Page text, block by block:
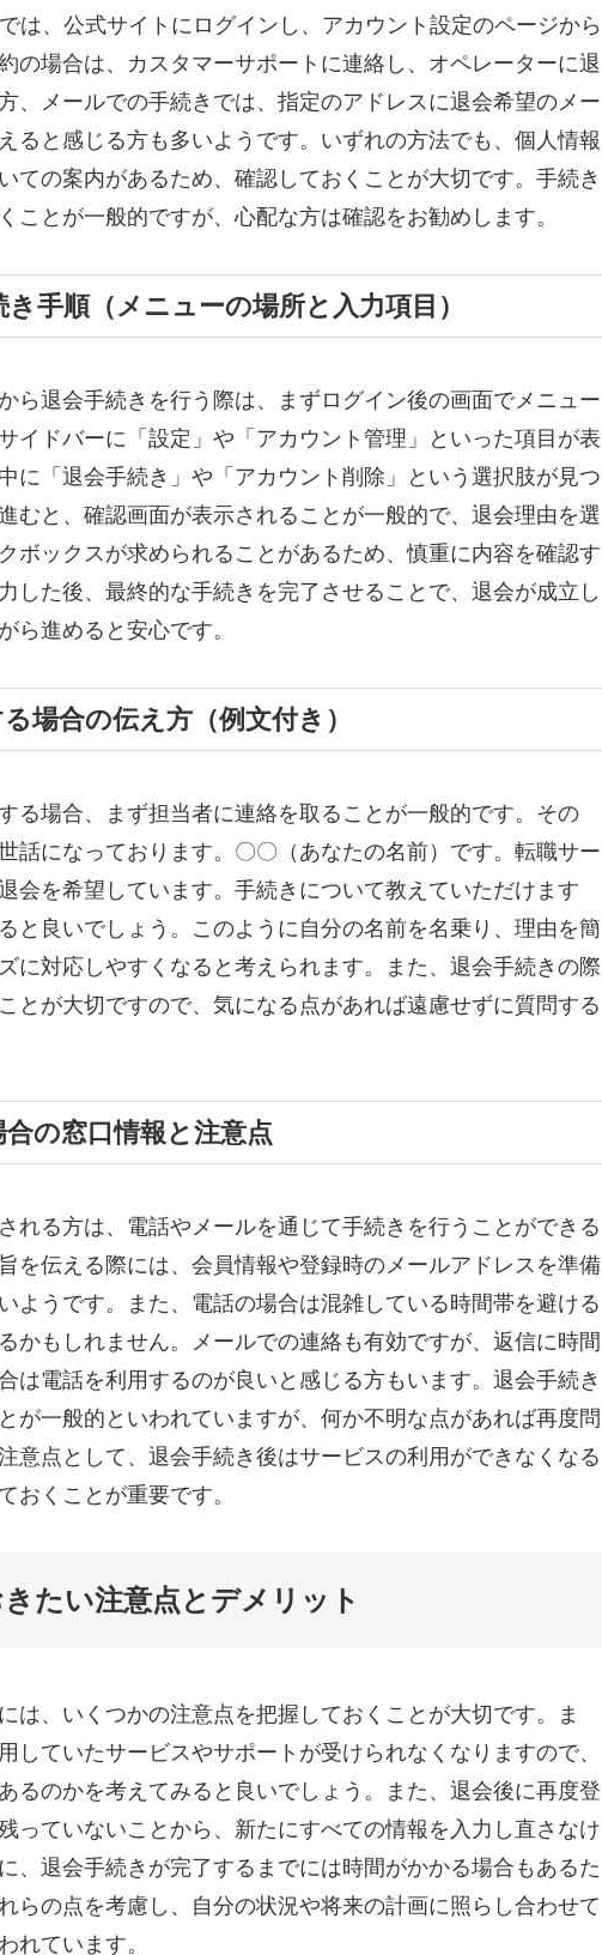
は、公式サイトにログインし、アカウント設定のページから
の場合は、カスタマーサポートに連絡し、オペレーターに退
、メールでの手続きでは、指定のアドレスに退会希望のメー
ると感じる方も多いようです。いずれの方法でも、個人情報
ての案内があるため、確認しておくことが大切です。手続き
ことが一般的ですが、心配な方は確認をお勧めします。
手順（メニューの場所と入力項目）
ら退会手続きを行う際は、まずログイン後の画面でメニュー
イドバーに「設定」や「アカウント管理」といった項目が表
に「退会手続き」や「アカウント削除」という選択肢が見つ
むと、確認画面が表示されることが一般的で、退会理由を選
ボックスが求められることがあるため、慎重に内容を確認す
した後、最終的な手続きを完了させることで、退会が成立し
ら進めると安心です。
場合の伝え方（例文付き）
る場合、まず担当者に連絡を取ることが一般的です。その
話になっております。〇〇（あなたの名前）です。転職サー
会を希望しています。手続きについて教えていただけます
と良いでしょう。このように自分の名前を名乗り、理由を簡
に対応しやすくなると考えられます。また、退会手続きの際
とが大切ですので、気になる点があれば遠慮せずに質問する
の窓口情報と注意点
れる方は、電話やメールを通じて手続きを行うことができる
を伝える際には、会員情報や登録時のメールアドレスを準備
ようです。また、電話の場合は混雑している時間帯を避ける
かもしれません。メールでの連絡も有効ですが、返信に時間
は電話を利用するのが良いと感じる方もいます。退会手続き
が一般的といわれていますが、何か不明な点があれば再度問
意点として、退会手続き後はサービスの利用ができなくなる
おくことが重要です。
たい注意点とデメリット
は、いくつかの注意点を把握しておくことが大切です。ま
していたサービスやサポートが受けられなくなりますので、
るのかを考えてみると良いでしょう。また、退会後に再度登
っていないことから、新たにすべての情報を入力し直さなけ
、退会手続きが完了するまでには時間がかかる場合もあるた
らの点を考慮し、自分の状況や将来の計画に照らし合わせて
れています。